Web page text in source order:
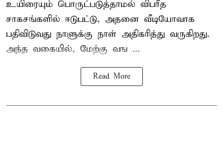
உயிரையும் பொருட்படுத்தாமல் விபரீத
சாகசங்களில் ஈடுபட்டு, அதனை வீடியோவாக
பதிவிடுவது நாளுக்கு நாள் அதிகரித்து வருகிறது.
அந்த வகையில், மேற்கு வங ...
Read More